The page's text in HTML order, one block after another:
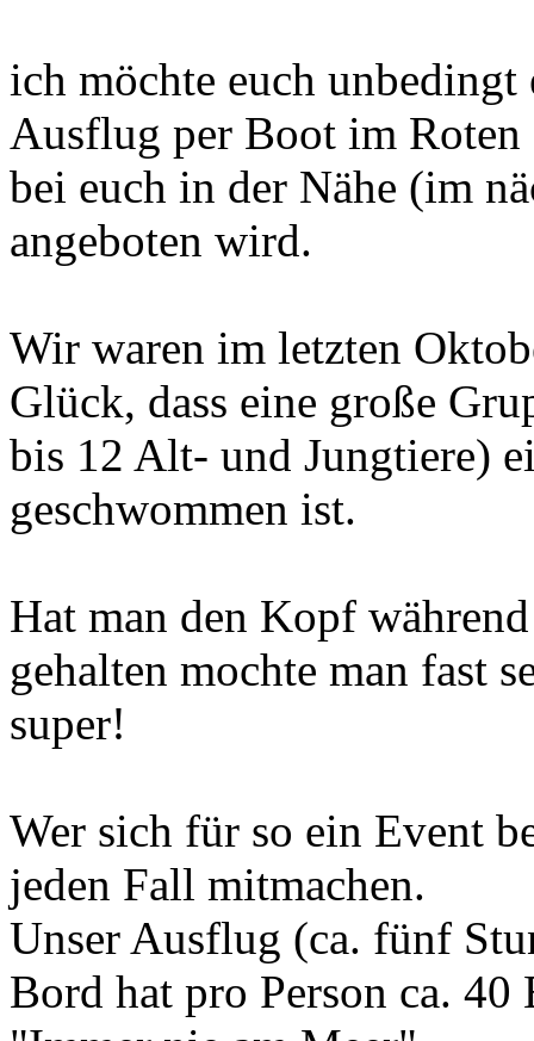
ich möchte euch
Ausflug per Boot im Roten
bei euch in der Nähe (im
angeboten wird.
Wir waren im letzten
Glück, dass eine große
bis 12 Alt- und Jungtiere)
geschwommen ist.
Hat man den Kopf
gehalten mochte man fast
super!
Wer sich für so ein Event
jeden Fall mitmachen.
Unser Ausflug (ca. fünf
Bord hat pro Person ca. 40